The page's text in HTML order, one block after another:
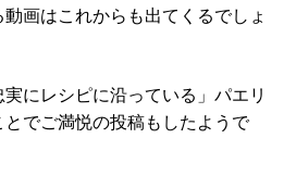
画はこれからも出てくるでしょ
にレシピに沿っている」パエリ
でご満悦の投稿もしたようで